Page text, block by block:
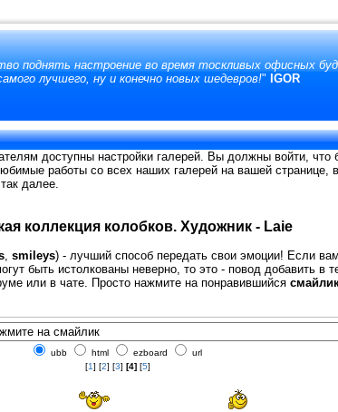
поднять настроение во время тоскливых офисных
лучшего, ну и конечно новых шедевров!" IGOR
доступны настройки галерей. Вы должны войти, что
работы со всех наших галерей на вашей странице,
далее.
коллекция колобков. Художник - Laie
, smileys) - лучший способ передать свои эмоции! Если
быть истолкованы неверно, то это - повод добавить в
или в чате. Просто нажмите на понравившийся
ubb
html ezboard
url
[1] [2] [3] [4] [5]